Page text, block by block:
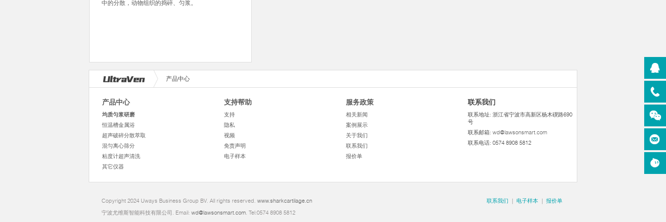
中的分散，动物组织的捣碎、匀浆。
产品中心
产品中心
均质匀浆研磨
恒温槽金属浴
超声破碎分散萃取
混匀离心筛分
粘度计超声清洗
其它仪器
支持帮助
支持
隐私
视频
免责声明
电子样本
服务政策
相关新闻
案例展示
关于我们
联系我们
报价单
联系我们
联系地址: 浙江省宁波市高新区杨木碶路690
号
联系邮箱: wd@lawsonsmart.com
联系电话: 0574 8908 5812
Copyright 2024 Uways Business Group BV. All rights reserved. www.sharkcartilage.cn
宁波尤维斯智能科技有限公司. Email: wd@lawsonsmart.com. Tel:0574 8908 5812
联系我们 | 电子样本 | 报价单